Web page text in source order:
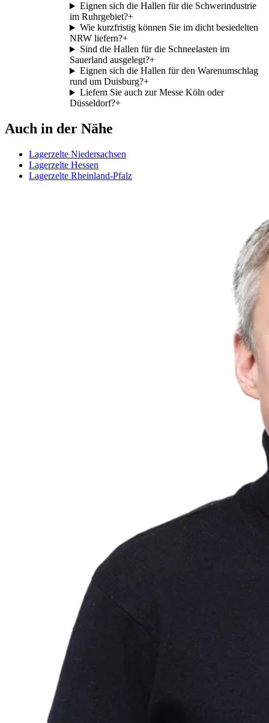
Eignen sich die Hallen für die Schwerindustrie
im Ruhrgebiet?+
Wie kurzfristig können Sie im dicht besiedelten
NRW liefern?+
Sind die Hallen für die Schneelasten im
Sauerland ausgelegt?+
Eignen sich die Hallen für den Warenumschlag
rund um Duisburg?+
Liefern Sie auch zur Messe Köln oder
Düsseldorf?+
Auch in der Nähe
Lagerzelte Niedersachsen
Lagerzelte Hessen
Lagerzelte Rheinland-Pfalz